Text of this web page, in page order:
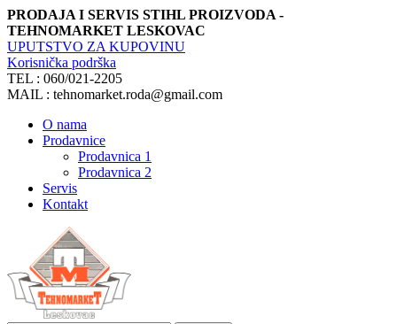
PRODAJA I SERVIS STIHL PROIZVODA -
TEHNOMARKET LESKOVAC
UPUTSTVO ZA KUPOVINU
Korisnička podrška
TEL : 060/021-2205
MAIL : tehnomarket.roda@gmail.com
O nama
Prodavnice
Prodavnica 1
Prodavnica 2
Servis
Kontakt